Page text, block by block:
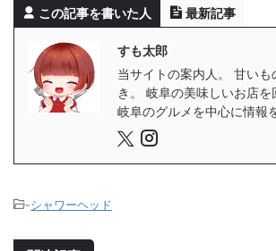
この記事を書いた人 最新記事
すも太郎
当サイトの案内人。 甘い
き。 岐阜の美味しいお店を
岐阜のグルメを中心に情報
-シャワーヘッド